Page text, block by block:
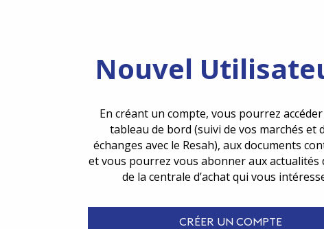
Nouvel
En créant un compte, vous pourrez
tableau de bord (suivi de vos marchés et
échanges avec le Resah), aux documents
et vous pourrez vous abonner aux actualités
de la centrale d’achat qui vous
CRÉER UN COMPTE